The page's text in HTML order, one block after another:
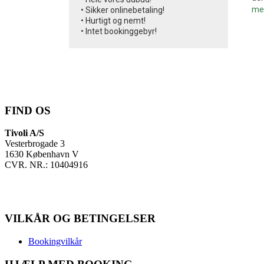
• Sikker onlinebetaling!
• Hurtigt og nemt!
• Intet bookinggebyr!
FIND OS
Tivoli A/S
Vesterbrogade 3
1630 København V
CVR. NR.: 10404916
VILKÅR OG BETINGELSER
Bookingvilkår